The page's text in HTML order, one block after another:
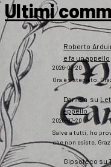
Ultimi
Roberto
e fa un appello
2026-07-20
Ora è sistemato.
Daniela su
appello
2026-07-20
Salve a tutti, ho
che non esiste.
Gipsoteco su